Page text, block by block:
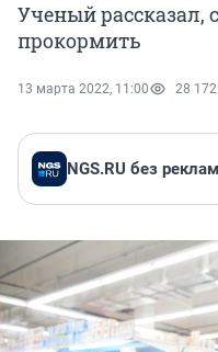
Ученый
прокормить
13 марта 2022, 11:00 28 172
NGS.RU без